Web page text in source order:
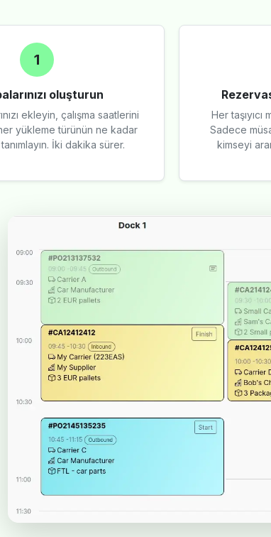
1
oluşturun
ekleyin, çalışma saatlerini
yükleme türünün ne kadar
İki dakika sürer.
Her taşıyıcı
Sadece
kimseyi